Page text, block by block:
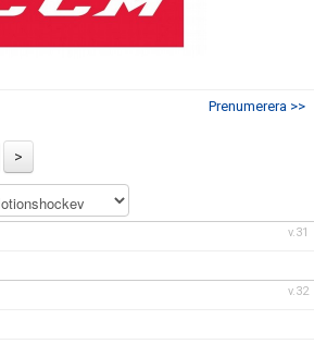
Prenumerera >>
v.31
v.32